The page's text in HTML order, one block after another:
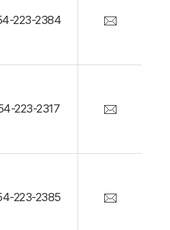
223-2384
223-2317
223-2385